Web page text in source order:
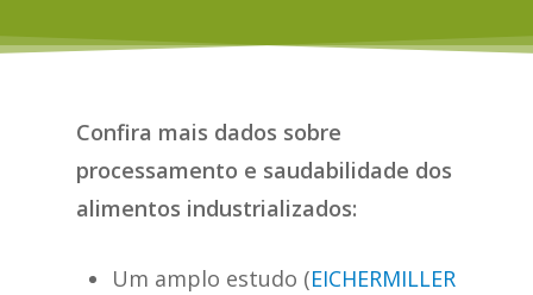
Confira mais dados sobre
processamento e saudabilidade dos
alimentos industrializados:
Um amplo estudo (EICHERMILLER